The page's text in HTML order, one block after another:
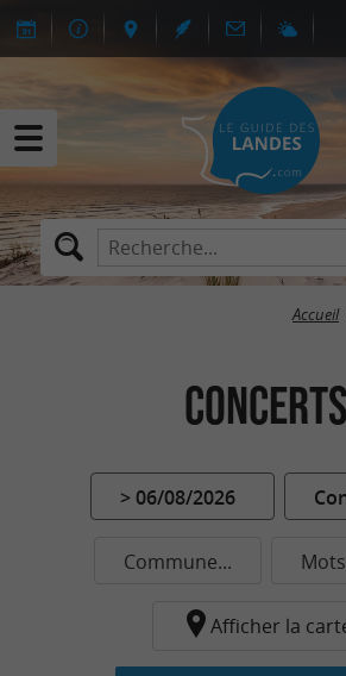
Accueil
Concerts
> 06/08/2026
Commune...
Afficher la